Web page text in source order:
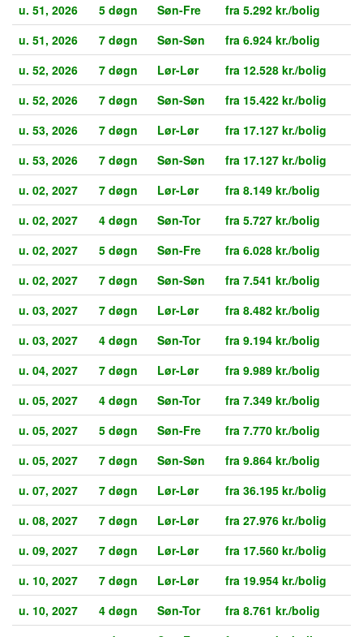
u. 51, 2026
5 døgn Søn-Fre
fra 5.292 kr./bolig
u. 51, 2026
7 døgn Søn-Søn
fra 6.924 kr./bolig
u. 52, 2026
7 døgn Lør-Lør
fra 12.528 kr./bolig
u. 52, 2026
7 døgn Søn-Søn
fra 15.422 kr./bolig
u. 53, 2026
7 døgn Lør-Lør
fra 17.127 kr./bolig
u. 53, 2026
7 døgn Søn-Søn
fra 17.127 kr./bolig
u. 02, 2027
7 døgn Lør-Lør
fra 8.149 kr./bolig
u. 02, 2027
4 døgn Søn-Tor
fra 5.727 kr./bolig
u. 02, 2027
5 døgn Søn-Fre
fra 6.028 kr./bolig
u. 02, 2027
7 døgn Søn-Søn
fra 7.541 kr./bolig
u. 03, 2027
7 døgn Lør-Lør
fra 8.482 kr./bolig
u. 03, 2027
4 døgn Søn-Tor
fra 9.194 kr./bolig
u. 04, 2027
7 døgn Lør-Lør
fra 9.989 kr./bolig
u. 05, 2027
4 døgn Søn-Tor
fra 7.349 kr./bolig
u. 05, 2027
5 døgn Søn-Fre
fra 7.770 kr./bolig
u. 05, 2027
7 døgn Søn-Søn
fra 9.864 kr./bolig
u. 07, 2027
7 døgn Lør-Lør
fra 36.195 kr./bolig
u. 08, 2027
7 døgn Lør-Lør
fra 27.976 kr./bolig
u. 09, 2027
7 døgn Lør-Lør
fra 17.560 kr./bolig
u. 10, 2027
7 døgn Lør-Lør
fra 19.954 kr./bolig
u. 10, 2027
4 døgn Søn-Tor
fra 8.761 kr./bolig